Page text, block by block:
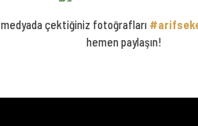
çektiğiniz fotoğrafları
hemen paylaşın!